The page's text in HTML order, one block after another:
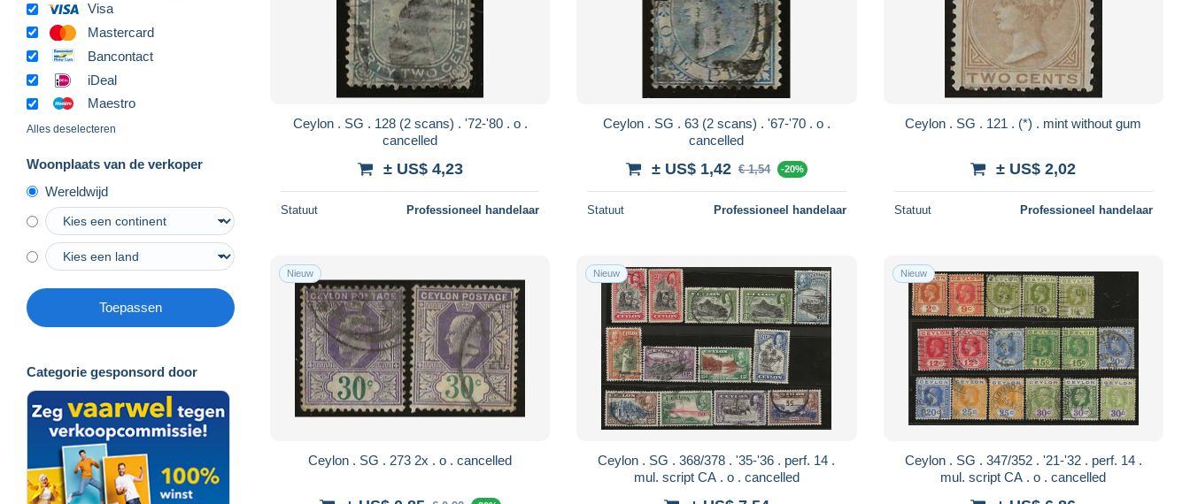
Visa
Mastercard
Bancontact
iDeal
Maestro
Alles deselecteren
Woonplaats van de verkoper
Wereldwijd
Toepassen
Categorie gesponsord door
Ceylon . SG . 128 (2 scans) . '72-'80 . o .
cancelled
± US$ 4,23
Statuut Professioneel handelaar
Ceylon . SG . 63 (2 scans) . '67-'70 . o .
cancelled
± US$ 1,42 € 1,54 -20%
Statuut Professioneel handelaar
Ceylon . SG . 121 . (*) . mint without gum
± US$ 2,02
Statuut Professioneel handelaar
Nieuw
Ceylon . SG . 273 2x . o . cancelled
Nieuw
Ceylon . SG . 368/378 . '35-'36 . perf. 14 .
mul. script CA . o . cancelled
Nieuw
Ceylon . SG . 347/352 . '21-'32 . perf. 14 .
mul. script CA . o . cancelled